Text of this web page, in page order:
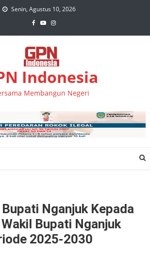
Senin, Agustus 10, 2026
Indonesia
Membangun Negeri
Nganjuk Kepada
Bupati Nganjuk
2025-2030